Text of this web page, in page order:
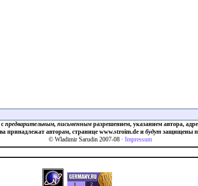
предварительным, письменнымразрешением, указанием автора,
принадлежат авторам, странице www.stroim.de и будутзащищены
© Wladimir Sarudin 2007-08 · Impressum